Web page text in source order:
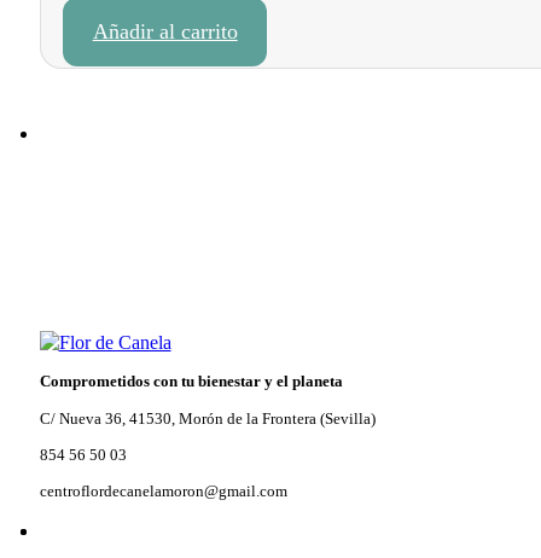
originalactual
Añadir al carrito
Comprometidos con tu bienestar y el planeta
C/ Nueva 36, 41530, Morón de la Frontera (Sevilla)
854 56 50 03
centroflordecanelamoron@gmail.com